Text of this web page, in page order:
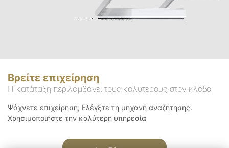
Βρείτε επιχείρηση
Η κατάταξη περιλαμβάνει τους καλύτερους στον κλάδο
Ψάχνετε επιχείρηση; Ελέγξτε τη μηχανή αναζήτησης.
Χρησιμοποιήστε την καλύτερη υπηρεσία